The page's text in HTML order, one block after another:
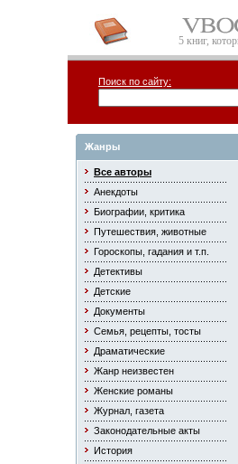
5 книг,
Поиск по сайту:
Жанры
Все авторы
Анекдоты
Биографии, критика
Путешествия, животные
Гороскопы, гадания и т.п.
Детективы
Детские
Документы
Семья, рецепты, тосты
Драматические
Жанр неизвестен
Женские романы
Журнал, газета
Законодательные акты
История